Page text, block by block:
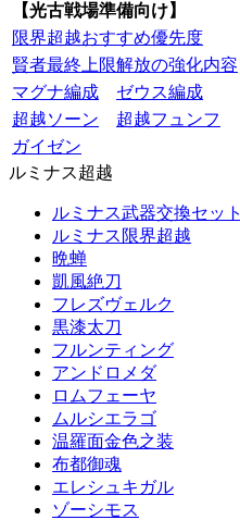
【光古戦場準備向け】
限界超越おすすめ優先度
賢者最終上限解放の強化内容
マグナ編成
ゼウス編成
超越ソーン
超越フュンフ
ガイゼン
ルミナス超越
ルミナス武器交換セット
ルミナス限界超越
晩蝉
凱風絶刀
フレズヴェルク
黒漆太刀
フルンティング
アンドロメダ
ロムフェーヤ
ムルシエラゴ
温羅面金色之装
布都御魂
エレシュキガル
ゾーシモス